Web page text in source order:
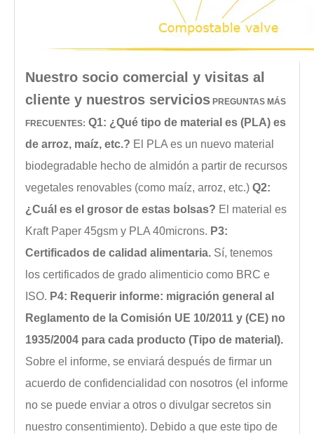
Nuestro socio comercial y visitas al
cliente y nuestros servicios PREGUNTAS MÁS
FRECUENTES: Q1: ¿Qué tipo de material es (PLA) es
de arroz, maíz, etc.? El PLA es un nuevo material
biodegradable hecho de almidón a partir de recursos
vegetales renovables (como maíz, arroz, etc.) Q2:
¿Cuál es el grosor de estas bolsas? El material es
Kraft Paper 45gsm y PLA 40microns. P3:
Certificados de calidad alimentaria. Sí, tenemos
los certificados de grado alimenticio como BRC e
ISO. P4: Requerir informe: migración general al
Reglamento de la Comisión UE 10/2011 y (CE) no
1935/2004 para cada producto (Tipo de material).
Sobre el informe, se enviará después de firmar un
acuerdo de confidencialidad con nosotros (el informe
no se puede enviar a otros o divulgar secretos sin
nuestro consentimiento). Debido a que este tipo de